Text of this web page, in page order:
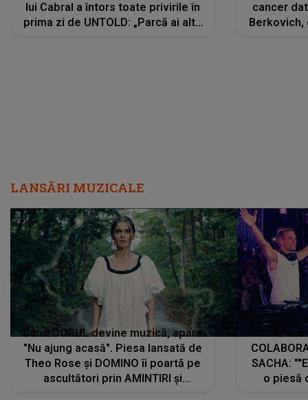
lui Cabral a întors toate privirile în
prima zi de UNTOLD: „Parcă ai altă
cancer
LANSĂRI MUZICALE
Când DORUL devine muzică, apare
"Nu ajung acasă". Piesa lansată de
Theo Rose și DOMINO îi poartă pe
ascultători prin AMINTIRI și
SACHA:
o piesă